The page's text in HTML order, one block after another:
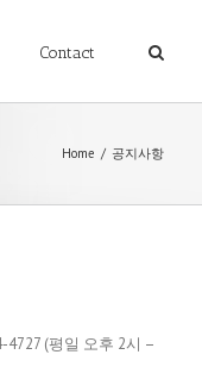
Contact
Home / 공지사항
4727 (평일 오후 2시 –